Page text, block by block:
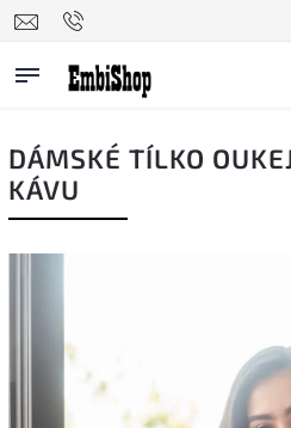
DÁMSKÉ TÍLKO
KÁVU